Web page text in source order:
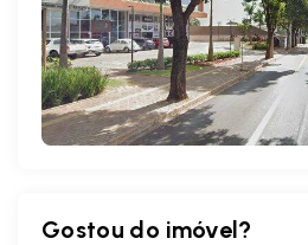
Gostou do imóvel?